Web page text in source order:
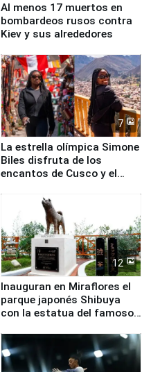
Al menos 17 muertos en
bombardeos rusos contra
Kiev y sus alrededores
7
La estrella olímpica Simone
Biles disfruta de los
encantos de Cusco y el
12
Inauguran en Miraflores el
parque japonés Shibuya
con la estatua del famoso